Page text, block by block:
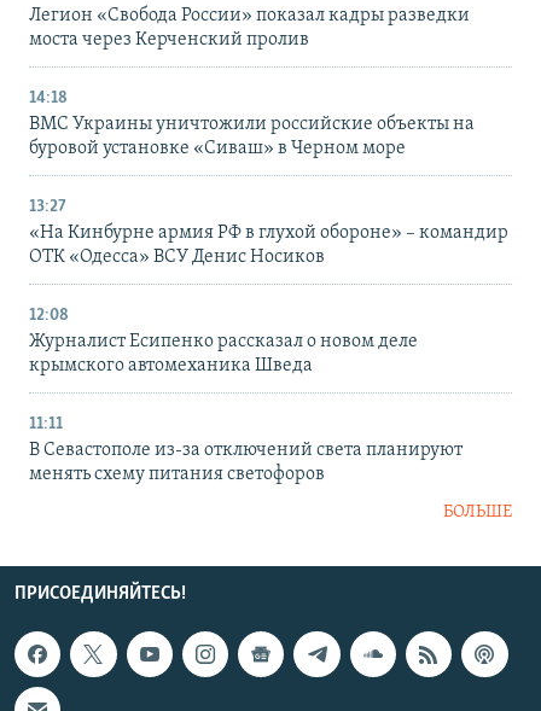
Легион «Свобода России» показал кадры разведки
моста через Керченский пролив
14:18
ВМС Украины уничтожили российские объекты на
буровой установке «Сиваш» в Черном море
13:27
«На Кинбурне армия РФ в глухой обороне» – командир
ОТК «Одесса» ВСУ Денис Носиков
12:08
Журналист Есипенко рассказал о новом деле
крымского автомеханика Шведа
11:11
В Севастополе из-за отключений света планируют
менять схему питания светофоров
БОЛЬШЕ
ПРИСОЕДИНЯЙТЕСЬ!